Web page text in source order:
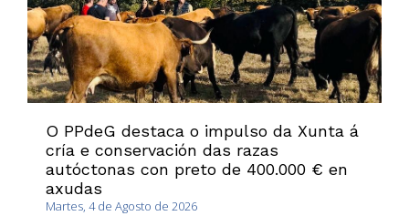
O PPdeG destaca o impulso da Xunta á
cría e conservación das razas
autóctonas con preto de 400.000 € en
axudas
Martes, 4 de Agosto de 2026